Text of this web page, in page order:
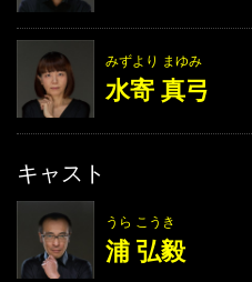
みずより まゆみ
水寄 真弓
キャスト
うら こうき
浦 弘毅